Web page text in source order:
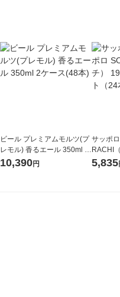
ビール プレミアムモルツ(プ
レモル) 香るエール 350ml 2
ケース(48本)
10,390円
サッポ
RACHI
ml 1セ
5,835